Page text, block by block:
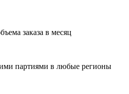
заказа в месяц
партиями в любые регионы